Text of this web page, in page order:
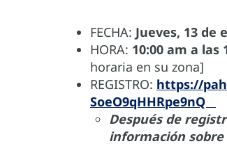
FECHA: Jueves, 13 de
HORA: 10:00 am a las
horaria en su zona]
REGISTRO: https://
SoeO9qHHRpe9nQ
Después de
información